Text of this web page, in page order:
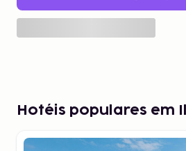
Hotéis populares em